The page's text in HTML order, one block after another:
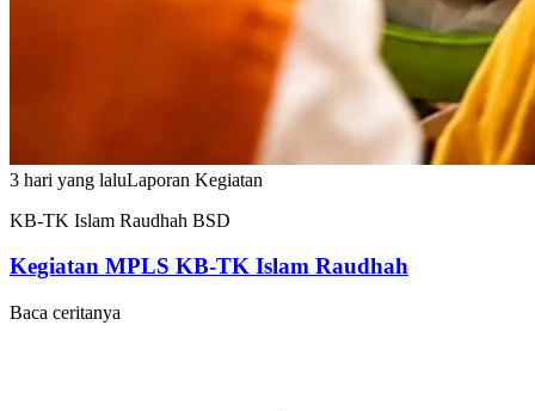
3 hari yang laluLaporan Kegiatan
KB-TK Islam Raudhah BSD
Kegiatan MPLS KB-TK Islam Raudhah
Baca ceritanya